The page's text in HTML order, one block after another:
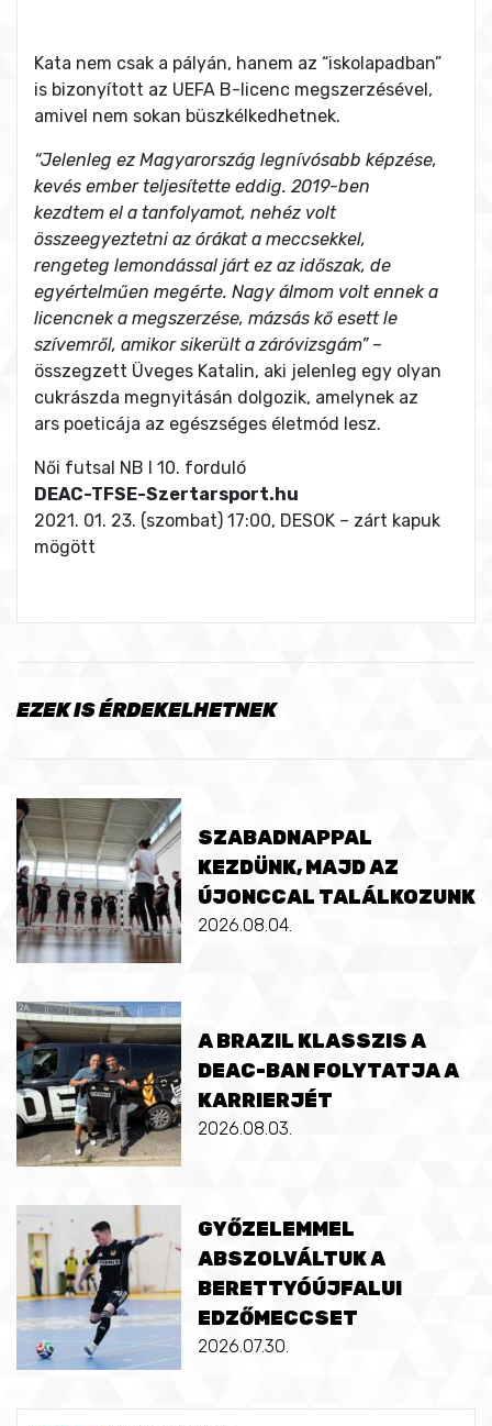
Kata nem csak a pályán, hanem az “iskolapadban”
is bizonyított az UEFA B-licenc megszerzésével,
amivel nem sokan büszkélkedhetnek.
“Jelenleg ez Magyarország legnívósabb képzése,
kevés ember teljesítette eddig. 2019-ben
kezdtem el a tanfolyamot, nehéz volt
összeegyeztetni az órákat a meccsekkel,
rengeteg lemondással járt ez az időszak, de
egyértelműen megérte. Nagy álmom volt ennek a
licencnek a megszerzése, mázsás kő esett le
szívemről, amikor sikerült a záróvizsgám”–
összegzett Üveges Katalin, aki jelenleg egy olyan
cukrászda megnyitásán dolgozik, amelynek az
ars poeticája az egészséges életmód lesz.
Női futsal NB I 10. forduló
DEAC-TFSE-Szertarsport.hu
2021. 01. 23. (szombat) 17:00, DESOK – zárt kapuk
mögött
EZEK IS ÉRDEKELHETNEK
SZABADNAPPAL
KEZDÜNK, MAJD AZ
ÚJONCCAL TALÁLKOZUNK
2026.08.04.
A BRAZIL KLASSZIS A
DEAC-BAN FOLYTATJA A
KARRIERJÉT
2026.08.03.
GYŐZELEMMEL
ABSZOLVÁLTUK A
BERETTYÓÚJFALUI
EDZŐMECCSET
2026.07.30.